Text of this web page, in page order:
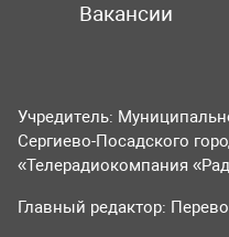
Вакансии
Учредитель:
Сергиево-Посадского
«Телерадиокомпания
Главный редактор: